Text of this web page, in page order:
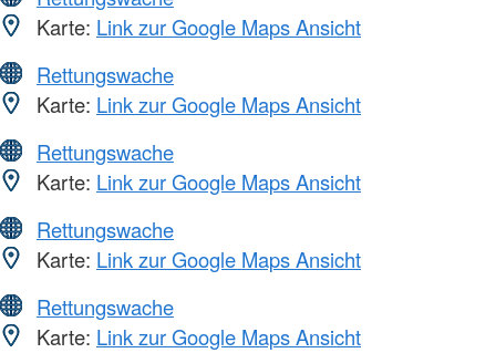
Karte: Link zur Google Maps Ansicht
Rettungswache
Karte: Link zur Google Maps Ansicht
Rettungswache
Karte: Link zur Google Maps Ansicht
Rettungswache
Karte: Link zur Google Maps Ansicht
Rettungswache
Karte: Link zur Google Maps Ansicht